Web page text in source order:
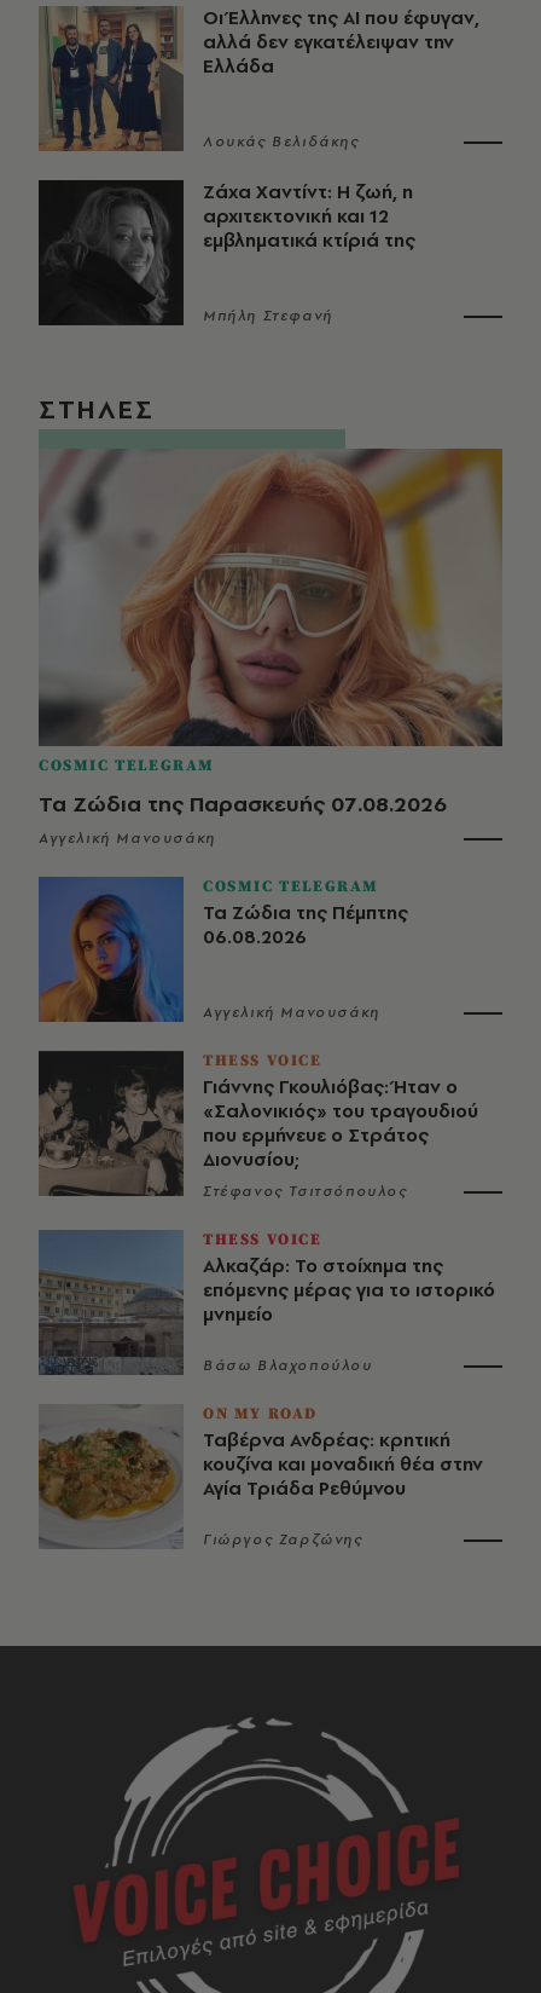
Οι Έλληνες της ΑΙ που έφυγαν,
αλλά δεν εγκατέλειψαν την
Ελλάδα
Λουκάς Βελιδάκης
Ζάχα Χαντίντ: Η ζωή, η
αρχιτεκτονική και 12
εμβληματικά κτίριά της
Μπήλη Στεφανή
ΣΤΗΛΕΣ
COSMIC TELEGRAM
Τα Ζώδια της Παρασκευής 07.08.2026
Αγγελική Μανουσάκη
COSMIC TELEGRAM
Τα Ζώδια της Πέμπτης
06.08.2026
Αγγελική Μανουσάκη
THESS VOICE
Γιάννης Γκουλιόβας: Ήταν ο
«Σαλονικιός» του τραγουδιού
που ερμήνευε ο Στράτος
Διονυσίου;
Στέφανος Τσιτσόπουλος
THESS VOICE
Αλκαζάρ: Το στοίχημα της
επόμενης μέρας για το ιστορικό
μνημείο
Βάσω Βλαχοπούλου
ON MY ROAD
Ταβέρνα Ανδρέας: κρητική
κουζίνα και μοναδική θέα στην
Αγία Τριάδα Ρεθύμνου
Γιώργος Ζαρζώνης